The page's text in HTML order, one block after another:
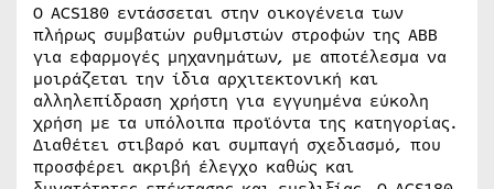
Ο ACS180 εντάσσεται στην οικογένεια των
πλήρως συμβατών ρυθμιστών στροφών της ΑΒΒ
για εφαρμογές μηχανημάτων, με αποτέλεσμα να
μοιράζεται την ίδια αρχιτεκτονική και
αλληλεπίδραση χρήστη για εγγυημένα εύκολη
χρήση με τα υπόλοιπα προϊόντα της κατηγορίας.
Διαθέτει στιβαρό και συμπαγή σχεδιασμό, που
προσφέρει ακριβή έλεγχο καθώς και